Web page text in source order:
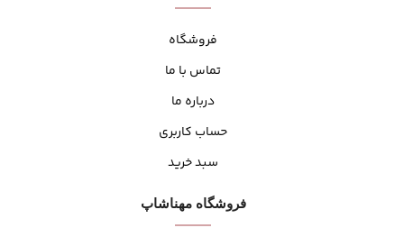
فروشگاه
تماس با ما
درباره ما
حساب کاربری
سبد خرید
فروشگاه مهنا‌شاپ